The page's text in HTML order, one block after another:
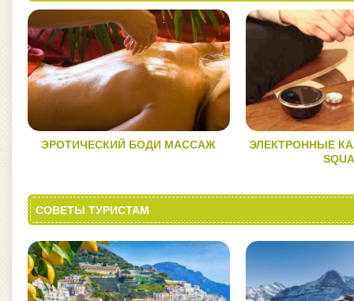
ЭРОТИЧЕСКИЙ БОДИ МАССАЖ
ЭЛЕКТРОННЫЕ
СОВЕТЫ ТУРИСТАМ